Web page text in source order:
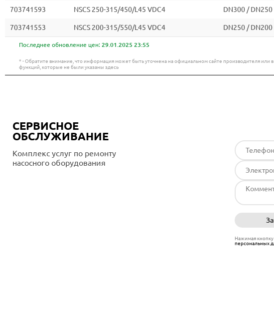
703741593 NSCS 250-315/450/L45 VDC4 DN300 / DN250
703741553 NSCS 200-315/550/L45 VDC4 DN250 / DN200
Последнее обновление цен: 29.01.2025 23:55
* - Обратите внимание, что информация может быть уточнена на официальном сайте производителя
функций, которые не были указаны здесь
СЕРВИСНОЕ
ОБСЛУЖИВАНИЕ
Комплекс услуг по ремонту
насосного оборудования
Нажимая
персональных